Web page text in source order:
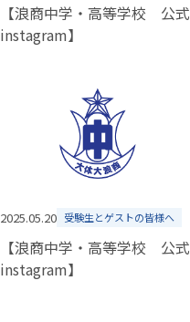
【浪商中学・高等学校 公式
instagram】
2025.05.20 受験生とゲストの皆様へ
【浪商中学・高等学校 公式
instagram】